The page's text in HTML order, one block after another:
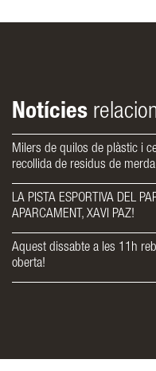
Notícies
Milers de quilos de plàstic i
recollida de residus de merda
LA PISTA ESPORTIVA DEL
APARCAMENT, XAVI PAZ!
Aquest dissabte a les 11h
oberta!